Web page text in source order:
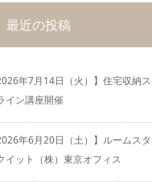
最近の投稿
年7月14日（火）】住宅収納
イン講座開催
年6月20日（土）】ルームス
イット（株）東京オフィス